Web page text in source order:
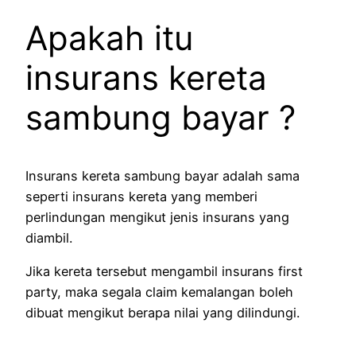
Apakah itu
insurans kereta
sambung bayar ?
Insurans kereta sambung bayar adalah sama
seperti insurans kereta yang memberi
perlindungan mengikut jenis insurans yang
diambil.
Jika kereta tersebut mengambil insurans first
party, maka segala claim kemalangan boleh
dibuat mengikut berapa nilai yang dilindungi.